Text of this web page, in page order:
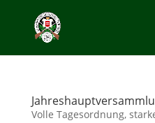
Volle Tagesordnung,